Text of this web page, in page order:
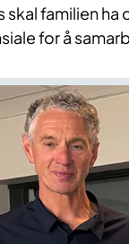
skal familien
for å